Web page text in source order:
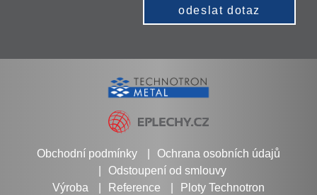
odeslat dotaz
Obchodní podmínky
Ochrana osobních údajů
Odstoupení od smlouvy
Výroba
Reference Ploty Technotron